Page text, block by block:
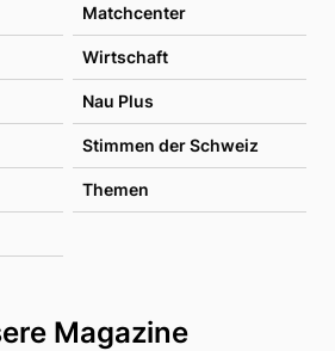
Matchcenter
Wirtschaft
Nau Plus
Stimmen der Schweiz
Themen
Magazine